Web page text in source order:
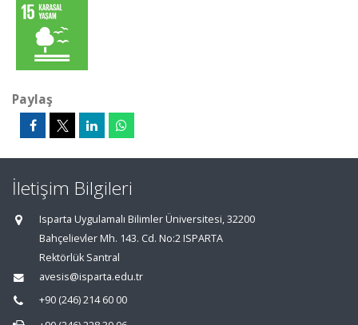
Paylaş
İletişim Bilgileri
Isparta Uygulamalı Bilimler Üniversitesi, 32200
Bahçelievler Mh. 143. Cd. No:2 ISPARTA
Rektörlük Santral
avesis@isparta.edu.tr
+90 (246) 214 60 00